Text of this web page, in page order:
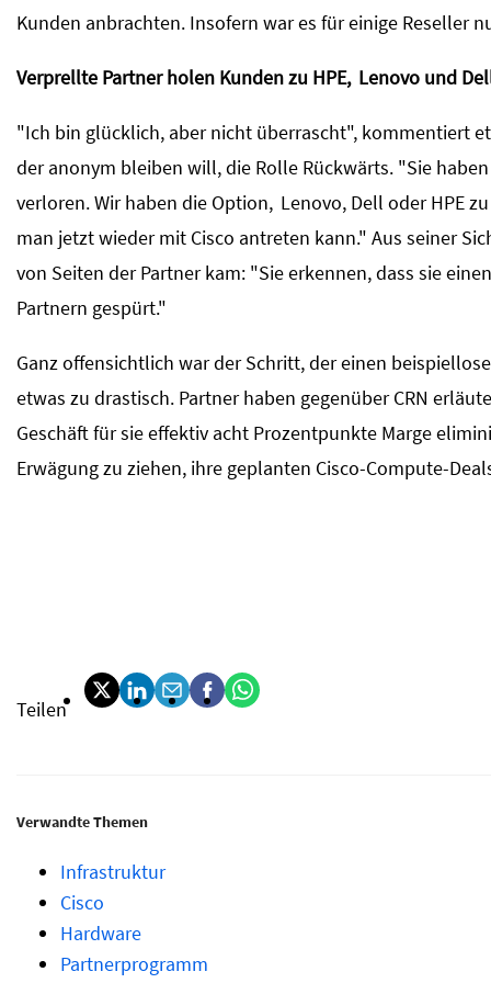
Kunden anbrachten. Insofern war es für einige Reseller
Verprellte Partner holen Kunden zu HPE, Lenovo und
"Ich bin glücklich, aber nicht überrascht", kommentiert
der anonym bleiben will, die Rolle Rückwärts. "Sie
verloren. Wir haben die Option, Lenovo, Dell oder HPE
man jetzt wieder mit Cisco antreten kann." Aus seiner
von Seiten der Partner kam: "Sie erkennen, dass sie
Partnern gespürt."
Ganz offensichtlich war der Schritt, der einen
etwas zu drastisch. Partner haben gegenüber CRN
Geschäft für sie effektiv acht Prozentpunkte Marge
Erwägung zu ziehen, ihre geplanten Cisco-Compute-
Teilen
Verwandte Themen
Infrastruktur
Cisco
Hardware
Partnerprogramm